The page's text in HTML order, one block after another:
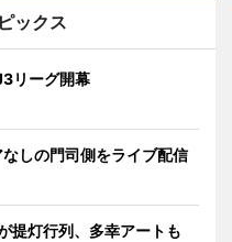
ックス
リーグ開幕
しの門司側をライブ配信
灯行列、多幸アートも